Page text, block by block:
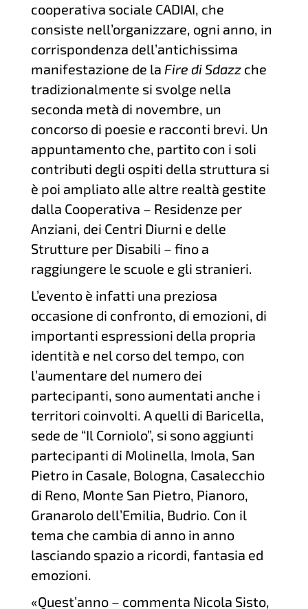
cooperativa sociale CADIAI, che
consiste nell’organizzare, ogni anno, in
corrispondenza dell’antichissima
manifestazione de la Fire di Sdazzche
tradizionalmente si svolge nella
seconda metà di novembre, un
concorso di poesie e racconti brevi. Un
appuntamento che, partito con i soli
contributi degli ospiti della struttura si
è poi ampliato alle altre realtà gestite
dalla Cooperativa – Residenze per
Anziani, dei Centri Diurni e delle
Strutture per Disabili – fino a
raggiungere le scuole e gli stranieri.
L’evento è infatti una preziosa
occasione di confronto, di emozioni, di
importanti espressioni della propria
identità e nel corso del tempo, con
l’aumentare del numero dei
partecipanti, sono aumentati anche i
territori coinvolti. A quelli di Baricella,
sede de “Il Corniolo”, si sono aggiunti
partecipanti di Molinella, Imola, San
Pietro in Casale, Bologna, Casalecchio
di Reno, Monte San Pietro, Pianoro,
Granarolo dell’Emilia, Budrio. Con il
tema che cambia di anno in anno
lasciando spazio a ricordi, fantasia ed
emozioni.
«Quest’anno – commenta Nicola Sisto,